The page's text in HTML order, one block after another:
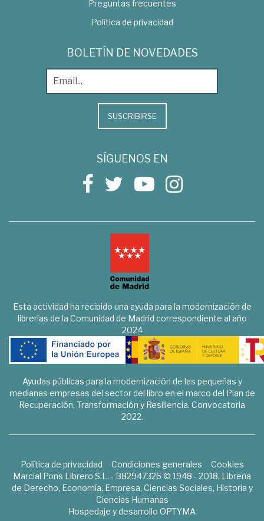
Preguntas frecuentes
Política de privacidad
BOLETÍN DE NOVEDADES
SUSCRIBIRSE
SÍGUENOS EN
Esta actividad ha recibido una ayuda para la modernización de
librerías de la Comunidad de Madrid correspondiente al año
2024
Ayudas públicas para la modernización de las pequeñas y
medianas empresas del sector del libro en el marco del Plan de
Recuperación, Transformación y Resiliencia. Convocatoria
2022.
Política de privacidad Condiciones generales
Cookies
Marcial Pons Librero S.L. - B82947326 © 1948 - 2018. Librería
de Derecho, Economía, Empresa, Ciencias Sociales, Historia y
Ciencias Humanas
Hospedaje y desarrollo OPTYMA